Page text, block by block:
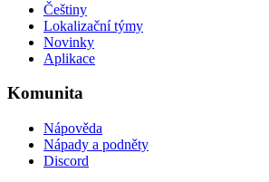
Češtiny
Lokalizační týmy
Novinky
Aplikace
Komunita
Nápověda
Nápady a podněty
Discord